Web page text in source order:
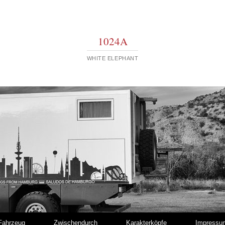
1024A
WHITE ELEPHANT
Zwischendurch Karakterköpfe